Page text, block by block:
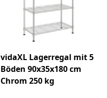
vidaXL Lagerregal mit 5
Böden 90x35x180 cm
Chrom 250 kg